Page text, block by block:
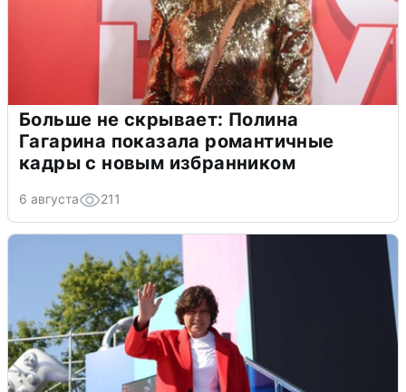
Больше не скрывает: Полина
Гагарина показала романтичные
кадры с новым избранником
6 августа 211